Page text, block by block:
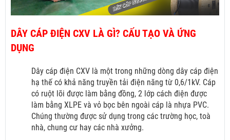
DÂY CÁP ĐIỆN CXV LÀ GÌ? CẤU TẠO VÀ ỨNG
DỤNG
Dây cáp điện CXV là một trong những dòng dây cáp điện
hạ thế có khả năng truyền tải điện năng từ 0,6/1kV. Cáp
có ruột lõi được làm bằng đồng, 2 lớp cách điện được
làm bằng XLPE và vỏ bọc bên ngoài cáp là nhựa PVC.
Chúng thường được sử dụng trong các trường học, toà
nhà, chung cư hay các nhà xưởng.